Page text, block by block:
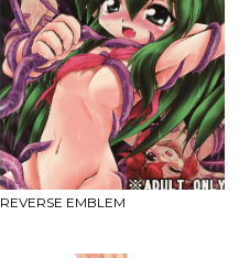
REVERSE EMBLEM